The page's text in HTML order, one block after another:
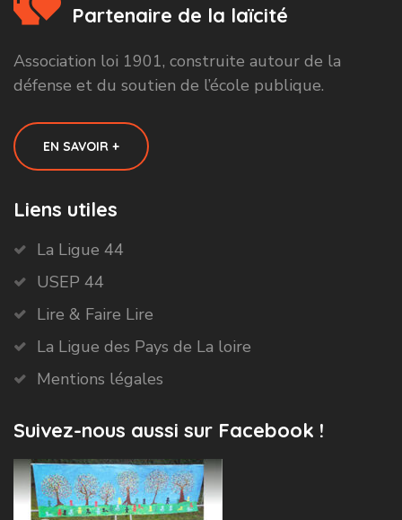
Partenaire de la laïcité
Association loi 1901, construite autour de la
défense et du soutien de l’école publique.
EN SAVOIR +
Liens utiles
La Ligue 44
USEP 44
Lire & Faire Lire
La Ligue des Pays de La loire
Mentions légales
Suivez-nous aussi sur Facebook !